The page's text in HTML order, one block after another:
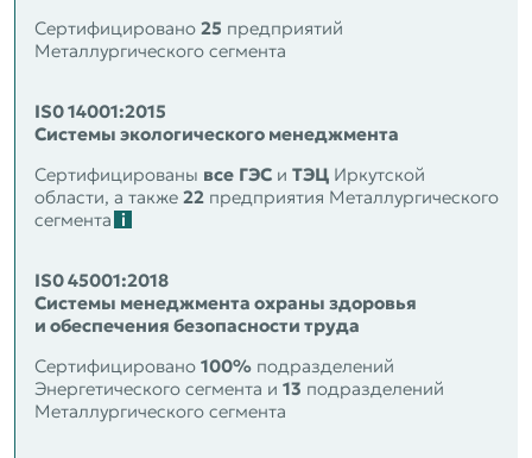
Сертифицировано 25 предприятий
Металлургического сегмента
IS0 14001:2015
Системы экологического менеджмента
Сертифицированы все ГЭС и ТЭЦ Иркутской
области, а также 22 предприятия Металлургического
сегмента
IS0 45001:2018
Системы менеджмента охраны здоровья
и обеспечения безопасности труда
Сертифицировано 100% подразделений
Энергетического сегмента и 13 подразделений
Металлургического сегмента